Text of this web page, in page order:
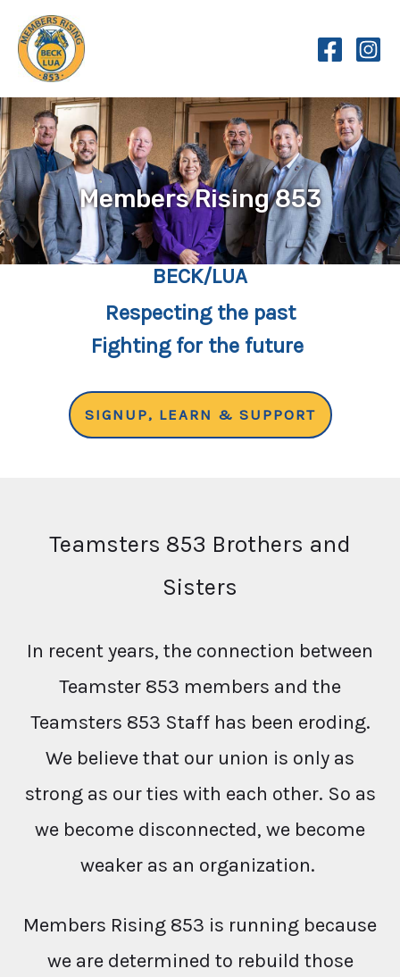
content
Members Rising 853
BECK/LUA
Respecting the past
Fighting for the future
SIGNUP, LEARN & SUPPORT
Teamsters 853 Brothers and
Sisters
In recent years, the connection between
Teamster 853 members and the
Teamsters 853 Staff has been eroding.
We believe that our union is only as
strong as our ties with each other. So as
we become disconnected, we become
weaker as an organization.
Members Rising 853 is running because
we are determined to rebuild those